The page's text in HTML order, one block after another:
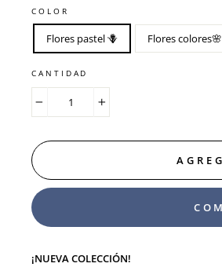
COLOR
Flores pastel 🪻 Flores colores🌸
CANTIDAD
¡NUEVA COLECCIÓN!